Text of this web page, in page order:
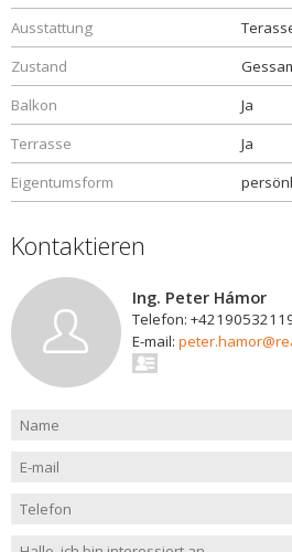
Ausstattung
Zustand
Balkon
Ja
Terrasse
Ja
Eigentumsform
Kontaktieren
Ing. Peter Hámor
Telefon:
E-mail: